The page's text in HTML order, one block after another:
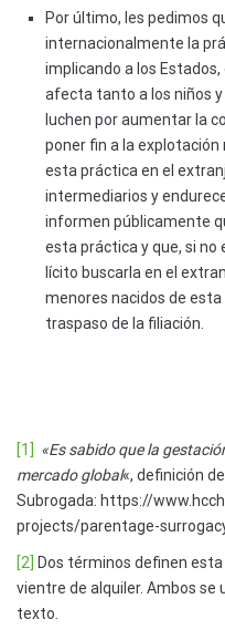
Por último, les pedimos
internacionalmente la
implicando a los
afecta tanto a los niños y
luchen por aumentar la
poner fin a la explotación
esta práctica en el
intermediarios y
informen públicamente
esta práctica y que, si no
lícito buscarla en el
menores nacidos de
traspaso de la filiación.
[1]
«Es sabido que la
mercado global«, definición
Subrogada: https://
projects/parentage-
[2] Dos términos definen
vientre de alquiler. Ambos
texto.